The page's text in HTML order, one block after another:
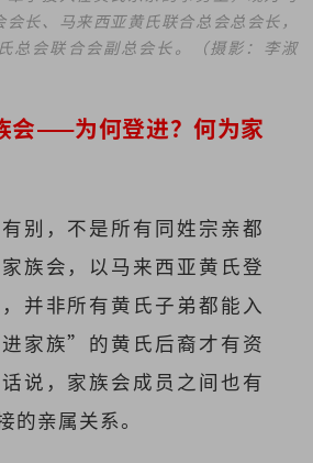
长、马来西亚黄氏联合总会总会长，
总会联合会副总会长。（摄影：李淑
会——为何登进？何为家
别，不是所有同姓宗亲都
族会，以马来西亚黄氏登
并非所有黄氏子弟都能入
家族”的黄氏后裔才有资
说，家族会成员之间也有
的亲属关系。